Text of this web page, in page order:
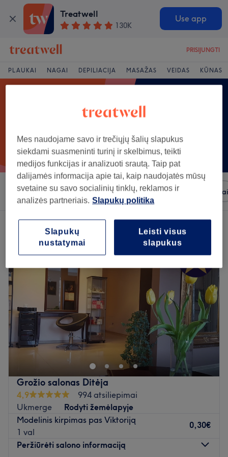
Treatwell
130K
Use app
PRISIJUNGTI
PLAUKAI NAGAI DEPILIACIJA MASAŽAS VEIDAS KŪNAS
Rūšiuoti pagal Patogumai Prekiniai ženklai Salonai
Salonas, siūlantis:kirpimas ir plaukų priežiūra rajonas: Ukmerge
Grožio salonas Ditėja
4,9
994 atsiliepimai
Ukmerge
Rodyti žemėlapyje
Modelinis kirpimas pas Viktoriją
1 val
0,30€
Peržiūrėti salono informaciją
Mes naudojame savo ir trečiųjų šalių slapukus
siekdami suasmeninti turinį ir skelbimus, teikti
medijos funkcijas ir analizuoti srautą. Taip pat
dalijamės informacija apie tai, kaip naudojatės mūsų
svetaine su savo socialinių tinklų, reklamos ir
analizės partneriais. Slapukų politika
Leisti visus
slapukus
Slapukų
nustatymai